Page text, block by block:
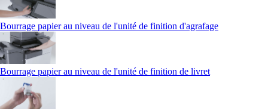
Bourrage papier au niveau de l'unité de finition d'agrafage
Bourrage papier au niveau de l'unité de finition de livret